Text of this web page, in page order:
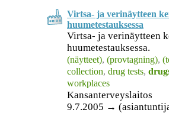
Virtsa- ja verinäytteen
huumetestauksessa
Virtsa- ja verinäytteen
huumetestauksessa.
(näytteet), (provtagning),
collection, drug tests,
workplaces
Kansanterveyslaitos
9.7.2005 →